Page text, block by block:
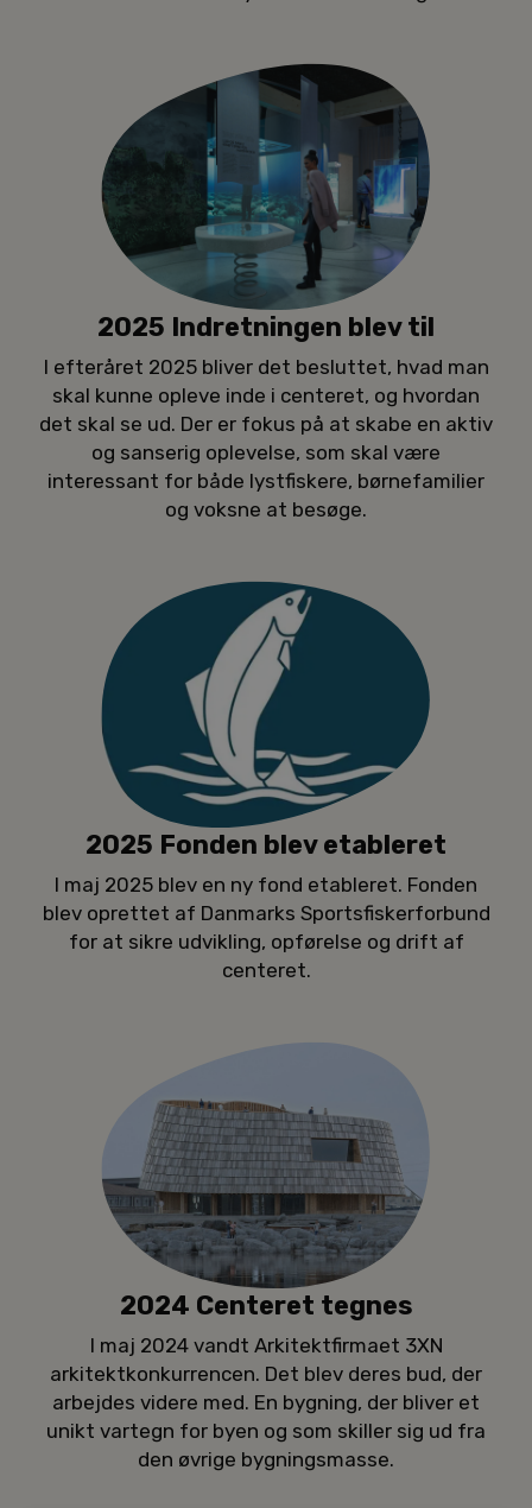
2025 Indretningen blev til
I efteråret 2025 bliver det besluttet, hvad man
skal kunne opleve inde i centeret, og hvordan
det skal se ud. Der er fokus på at skabe en aktiv
og sanserig oplevelse, som skal være
interessant for både lystfiskere, børnefamilier
og voksne at besøge.
2025 Fonden blev etableret
I maj 2025 blev en ny fond etableret. Fonden
blev oprettet af Danmarks Sportsfiskerforbund
for at sikre udvikling, opførelse og drift af
centeret.
2024 Centeret tegnes
I maj 2024 vandt Arkitektfirmaet 3XN
arkitektkonkurrencen. Det blev deres bud, der
arbejdes videre med. En bygning, der bliver et
unikt vartegn for byen og som skiller sig ud fra
den øvrige bygningsmasse.